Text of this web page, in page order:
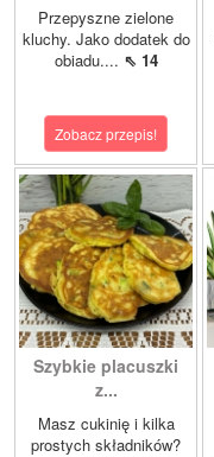
Przepyszne zielone
kluchy. Jako dodatek do
obiadu.... ⇖ 14
Zobacz przepis!
Szybkie placuszki
z...
Masz cukinię i kilka
prostych składników?